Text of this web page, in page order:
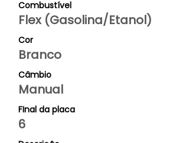
Combustível
Flex (Gasolina/Etanol)
Cor
Branco
Câmbio
Manual
FInal da placa
6